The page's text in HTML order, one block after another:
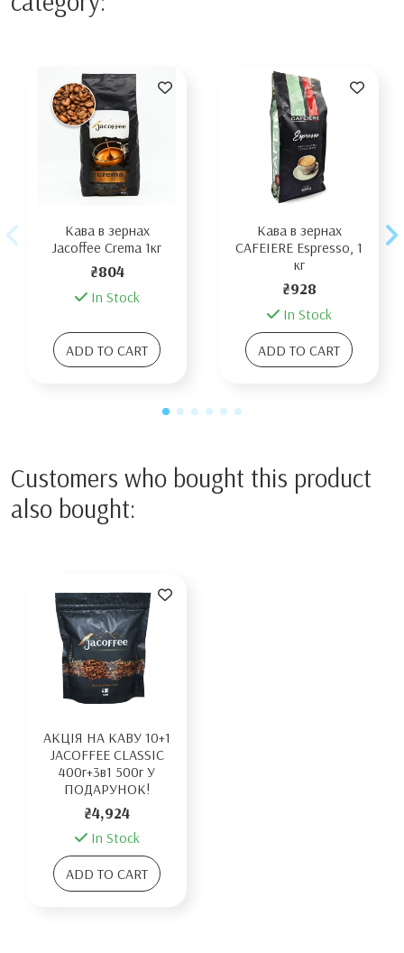
Кава в зернах
Jacoffee Crema 1кг
₴804
In Stock
ADD TO CART
Кава в зернах
CAFEIERE Espresso, 1
кг
₴928
In Stock
ADD TO CART
Customers who bought this product
also bought:
АКЦІЯ НА КАВУ 10+1
JACOFFEE CLASSIC
400г+3в1 500г У
ПОДАРУНОК!
₴4,924
In Stock
ADD TO CART